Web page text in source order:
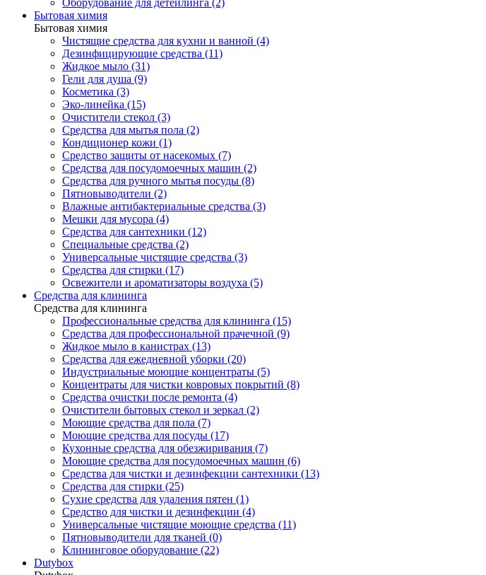
Оборудование для детейлинга (2)
Бытовая химия
Бытовая химия
Чистящие средства для кухни и ванной (4)
Дезинфицирующие средства (11)
Жидкое мыло (31)
Гели для душа (9)
Косметика (3)
Эко-линейка (15)
Очистители стекол (3)
Средства для мытья пола (2)
Кондиционер кожи (1)
Средство защиты от насекомых (7)
Средства для посудомоечных машин (2)
Средства для ручного мытья посуды (8)
Пятновыводители (2)
Влажные антибактериальные средства (3)
Мешки для мусора (4)
Средства для сантехники (12)
Специальные средства (2)
Универсальные чистящие средства (3)
Средства для стирки (17)
Освежители и ароматизаторы воздуха (5)
Средства для клининга
Средства для клининга
Профессиональные средства для клининга (15)
Средства для профессиональной прачечной (9)
Жидкое мыло в канистрах (13)
Средства для ежедневной уборки (20)
Индустриальные моющие концентраты (5)
Концентраты для чистки ковровых покрытий (8)
Средства очистки после ремонта (4)
Очистители бытовых стекол и зеркал (2)
Моющие средства для пола (7)
Моющие средства для посуды (17)
Кухонные средства для обезжиривания (7)
Моющие средства для посудомоечных машин (6)
Средства для чистки и дезинфекции сантехники (13)
Средства для стирки (25)
Сухие средства для удаления пятен (1)
Средство для чистки и дезинфекции (4)
Универсальные чистящие моющие средства (11)
Пятновыводители для тканей (0)
Клининговое оборудование (22)
Dutybox